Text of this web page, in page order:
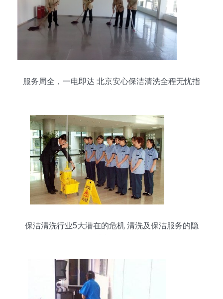
服务周全，一电即达 北京安心保洁清洗全程无忧指
保洁清洗行业5大潜在的危机 清洗及保洁服务的隐